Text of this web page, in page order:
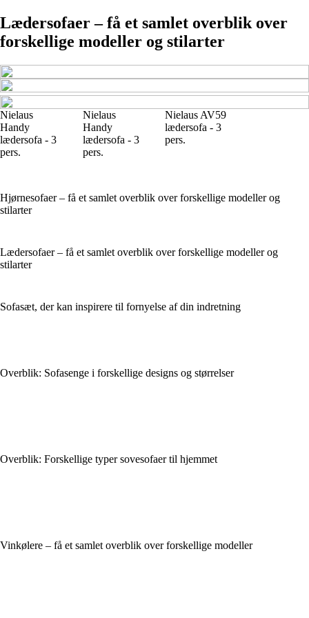
Lædersofaer – få et samlet overblik over
forskellige modeller og stilarter
Nielaus
Handy
lædersofa - 3
pers.
Nielaus
Handy
lædersofa - 3
pers.
Nielaus AV59
lædersofa - 3
pers.
Hjørnesofaer – få et samlet overblik over forskellige modeller og
stilarter
Lædersofaer – få et samlet overblik over forskellige modeller og
stilarter
Sofasæt, der kan inspirere til fornyelse af din indretning
Overblik: Sofasenge i forskellige designs og størrelser
Overblik: Forskellige typer sovesofaer til hjemmet
Vinkølere – få et samlet overblik over forskellige modeller